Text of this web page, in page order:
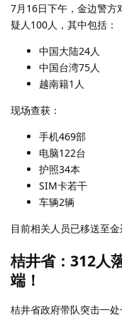
7月16日下午，金边警方
疑人100人，其中包括：
中国大陆24人
中国台湾75人
越南籍1人
现场查获：
手机469部
电脑122台
护照34本
SIM卡若干
车辆2辆
目前相关人员已移送至金
桔井省：312人
端！
桔井省政府带队突击一